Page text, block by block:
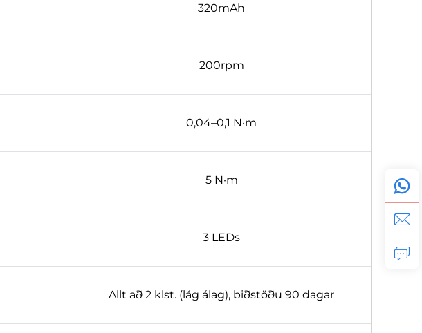
320mAh
200rpm
0,04–0,1 N·m
5 N·m
3 LEDs
Allt að 2 klst. (lág álag), biðstöðu 90 dagar